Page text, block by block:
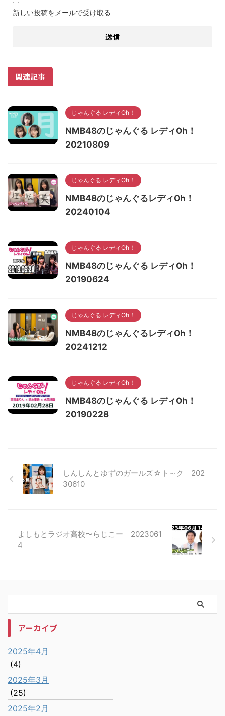
新しい投稿をメールで受け取る
関連記事
じゃんぐる レディOh！
NMB48のじゃんぐる レディOh！
20210809
じゃんぐる レディOh！
NMB48のじゃんぐるレディOh！
20240104
じゃんぐる レディOh！
NMB48のじゃんぐる レディOh！
20190624
じゃんぐる レディOh！
NMB48のじゃんぐるレディOh！
20241212
じゃんぐる レディOh！
NMB48のじゃんぐる レディOh！
20190228
しんしんとゆずのガールズ☆ト～ク 202
30610
よしもとラジオ高校〜らじこー 2023061
4
アーカイブ
2025年4月
(4)
2025年3月
(25)
2025年2月